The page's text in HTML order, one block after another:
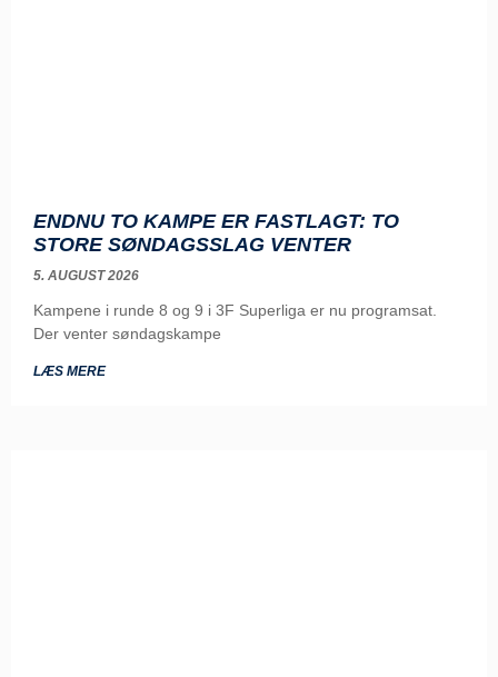
ENDNU TO KAMPE ER FASTLAGT: TO
STORE SØNDAGSSLAG VENTER
5. AUGUST 2026
Kampene i runde 8 og 9 i 3F Superliga er nu programsat.
Der venter søndagskampe
LÆS MERE